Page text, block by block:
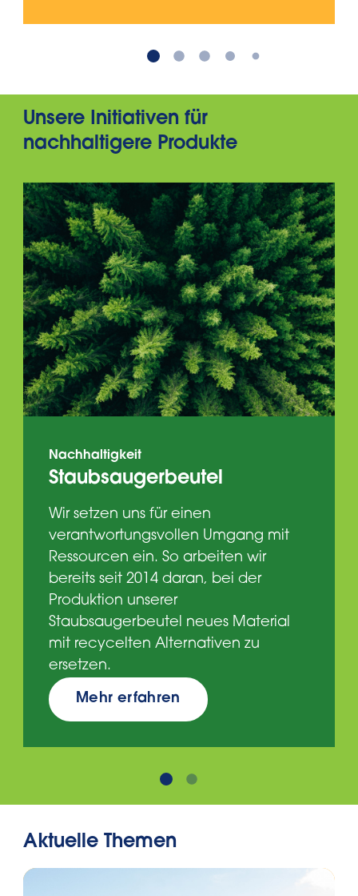
Unsere Initiativen für
nachhaltigere Produkte
Nachhaltigkeit
Staubsaugerbeutel
Wir setzen uns für einen
verantwortungsvollen Umgang mit
Ressourcen ein. So arbeiten wir
bereits seit 2014 daran, bei der
Produktion unserer
Staubsaugerbeutel neues Material
mit recycelten Alternativen zu
ersetzen.
Mehr erfahren
Aktuelle Themen